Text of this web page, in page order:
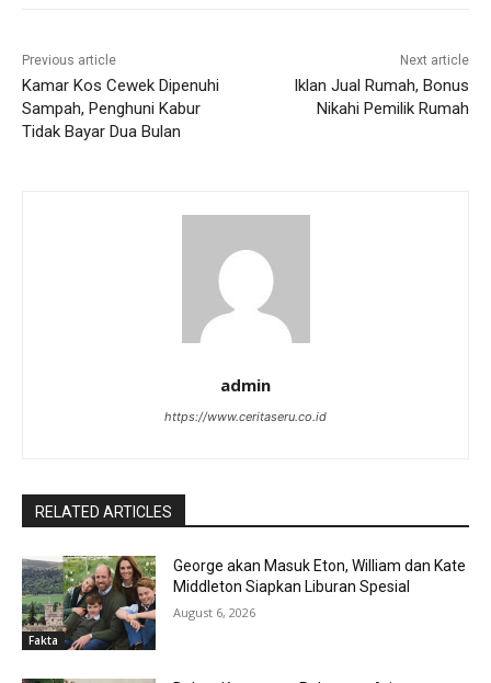
Previous article
Kamar Kos Cewek Dipenuhi
Sampah, Penghuni Kabur
Tidak Bayar Dua Bulan
Next article
Iklan Jual Rumah, Bonus
Nikahi Pemilik Rumah
admin
https://www.ceritaseru.co.id
RELATED ARTICLES
Fakta
George akan Masuk Eton, William dan Kate
Middleton Siapkan Liburan Spesial
August 6, 2026